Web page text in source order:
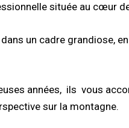
située au cœur de
un cadre grandiose,
années, ils vous
sur la montagne.